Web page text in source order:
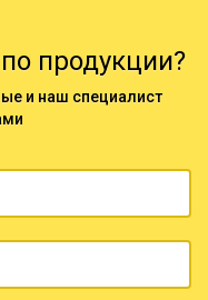
продукции?
и наш специалист